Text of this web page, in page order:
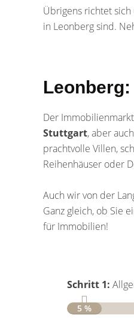
Übrigens richtet
in Leonberg sind.
Der
Stuttgart, aber
prachtvolle Villen,
Reihenhäuser oder
Auch wir von der
Ganz gleich, ob Sie
für Immobilien!
Schritt 1:
5 %